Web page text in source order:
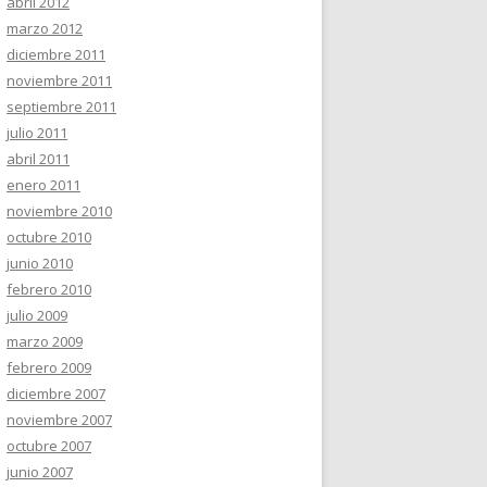
marzo 2012
diciembre 2011
noviembre 2011
septiembre 2011
julio 2011
abril 2011
enero 2011
noviembre 2010
octubre 2010
junio 2010
febrero 2010
julio 2009
marzo 2009
febrero 2009
diciembre 2007
noviembre 2007
octubre 2007
junio 2007